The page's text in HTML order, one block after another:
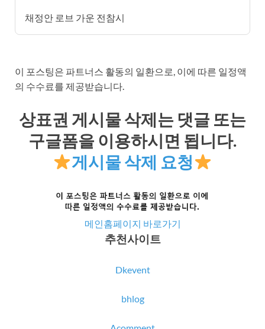
★
★
★
채정안 로브 가운 전참시
이 포스팅은 파트너스 활동의 일환으로, 이에 따른 일정액
의 수수료를 제공받습니다.
상표권 게시물 삭제는 댓글 또는
구글폼을 이용하시면 됩니다.
게시물 삭제 요청
메인홈페이지 바로가기
추천사이트
Dkevent
bhlog